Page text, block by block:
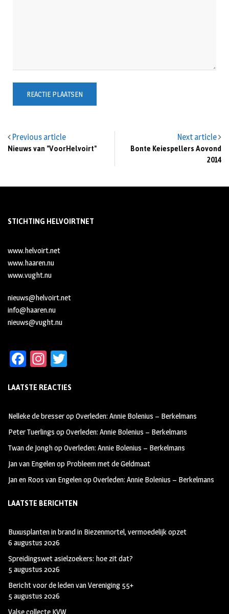
Previous article
Nieuws van "VoorHelvoirt"
Next article
Bonte Keiespellers Aovond
2014
STICHTING HELVOIRTNET
www.helvoirt.net
www.haaren.nu
www.vught.nu
nieuws@helvoirt.net
info@haaren.nu
nieuws@vught.nu
Fa
b
oo
k
In
ag
m
tt
LAATSTE REACTIES
Nelleke de bresseropOverleden: Annie Bolenius – Berkelmans
Peter Tuerlings opOverleden: Annie Bolenius – Berkelmans
Twan de JonghopOverleden: Annie Bolenius – Berkelmans
Jan van Engelenop Probleem met de Geldmaat
Jan en Roos van EngelenopOverleden: Annie Bolenius – Berkelmans
LAATSTE BERICHTEN
Buxusplanten in brand in Biezenmortel, vermoedelijk opzet
6 augustus 2026
Spreidingswet asielzoekers: hoe zit dat?
5 augustus 2026
Bericht voor de leden van Vereniging 55+
5 augustus 2026
Valse collecte KVW